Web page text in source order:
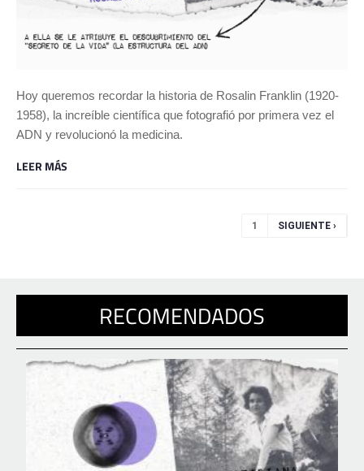
Hoy queremos recordar la historia de Rosalin Franklin (1920-
1958), la increíble científica que fotografió por primera vez el
ADN y revolucionó la medicina.
LEER MÁS
1 SIGUIENTE ›
RECOMENDADOS